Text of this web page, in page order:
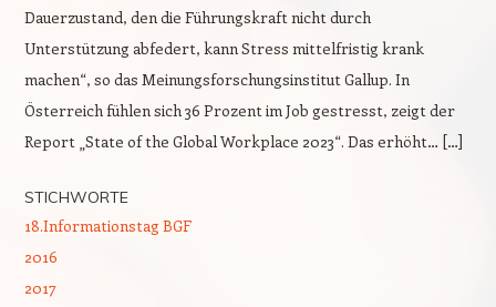
Dauerzustand, den die Führungskraft nicht durch
Unterstützung abfedert, kann Stress mittelfristig krank
machen“, so das Meinungsforschungsinstitut Gallup. In
Österreich fühlen sich 36 Prozent im Job gestresst, zeigt der
Report „State of the Global Workplace 2023“. Das erhöht… […]
STICHWORTE
18.Informationstag BGF
2016
2017